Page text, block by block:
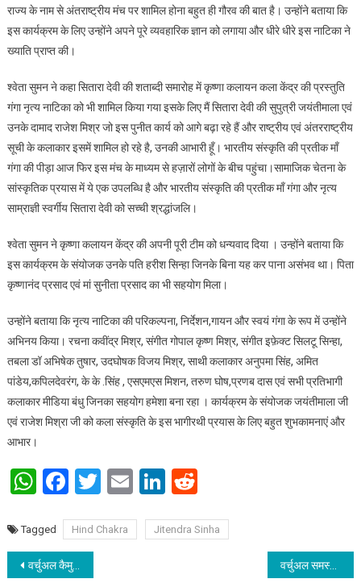
राज्य के नाम से अंतराष्ट्रीय मंच पर शामिल होना बहुत ही गौरव की बात है। उन्होंने बताया कि
इस कार्यक्रम के लिए उन्होंने अपने पूरे व्यवहारिक ज्ञान को लगाया और धीरे धीरे इस नाटिका ने
ख्याति प्राप्त की।
श्वेता सुमन ने कहा सितारा देवी की शताब्दी समारोह में कृष्णा कलायन कला केंद्र की प्रस्तुति
गंगा नृत्य नाटिका को भी शामिल किया गया इसके लिए मैं सितारा देवी की सुपुत्री जयंतीमाला एवं
उनके दामाद राजेश मिश्र जो इस पुनीत कार्य को आगे बढ़ा रहे हैं और राष्ट्रीय एवं अंतरराष्ट्रीय
सूची के कलाकार इसमें शामिल हो रहे है, उनकी आभारी हूँ। भारतीय संस्कृति की प्रतीक माँ
गंगा की पीड़ा आज फिर इस मंच के माध्यम से हज़ारों लोगों के बीच पहुंचा।सामाजिक चेतना के
सांस्कृतिक प्रयास में ये एक उपलब्धि है और भारतीय संस्कृति की प्रतीक माँ गंगा और नृत्य
साम्राज्ञी स्वर्गीय सितारा देवी को सच्ची श्रद्धांजलि।
श्वेता सुमन ने कृष्णा कलायन केंद्र की अपनी पूरी टीम को धन्यवाद दिया । उन्होंने बताया कि
इस कार्यक्रम के संयोजक उनके पति हरीश सिन्हा जिनके बिना यह कर पाना असंभव था। पिता
कृष्णानंद प्रसाद एवं मां सुनीता प्रसाद का भी सहयोग मिला।
उन्होंने बताया कि नृत्य नाटिका की परिकल्पना, निर्देशन,गायन और स्वयं गंगा के रूप में उन्होंने
अभिनय किया। रचना कवींद्र मिश्र, संगीत गोपाल कृष्ण मिश्र, संगीत इफ़ेक्ट सिलटू सिन्हा,
तबला डॉ अभिषेक तुषार, उदघोषक विजय मिश्र, साथी कलाकार अनुपमा सिंह, अमित
पांडेय,कपिलदेवरंग, के के .सिंह , एसएमएस मिशन, तरुण घोष,प्रणब दास एवं सभी प्रतिभागी
कलाकार मीडिया बंधु जिनका सहयोग हमेशा बना रहा । कार्यक्रम के संयोजक जयंतीमाला जी
एवं राजेश मिश्रा जी को कला संस्कृति के इस भागीरथी प्रयास के लिए बहुत शुभकामनाएं और
आभार।
WhatsApp
Facebook
Twitter
EmailLinkedIn
Reddit
Tagged Hind Chakra Jitendra Sinha
Post navigation
वर्चुअल कैमुर जिला दिव्‍यांगजन समूह (डी.पी.जी.) का समीक्षात्‍मक बैठक का आयोजन वर्चुअल समस्‍तीपुर जिला दिव्‍यांगजन समूह (डी.पी.जी.) का समीक्षात्‍मक बैठक का आयोजन